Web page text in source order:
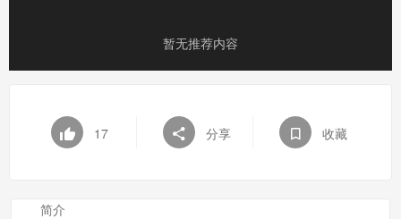
暂无推荐内容
17 分享 收藏
简介